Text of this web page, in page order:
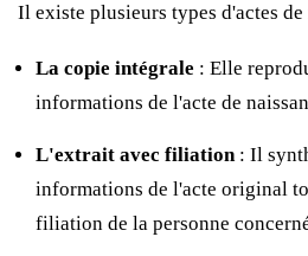
Il existe plusieurs types d'actes de
La copie intégrale : Elle
informations de l'acte de
L'extrait avec filiation: Il
informations de l'acte original
filiation de la personne